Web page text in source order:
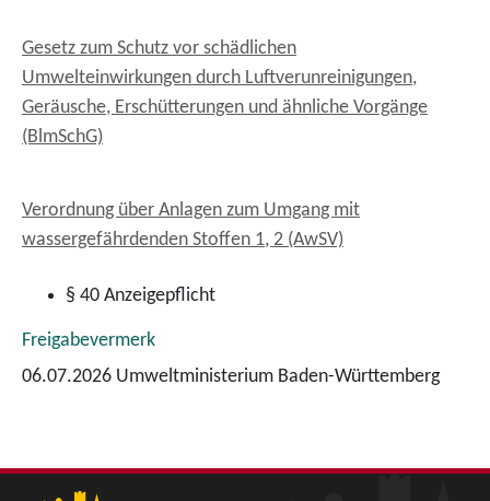
Gesetz zum Schutz vor schädlichen
Umwelteinwirkungen durch Luftverunreinigungen,
Geräusche, Erschütterungen und ähnliche Vorgänge
(BlmSchG)
Verordnung über Anlagen zum Umgang mit
wassergefährdenden Stoffen 1, 2 (AwSV)
§ 40 Anzeigepflicht
Freigabevermerk
06.07.2026 Umweltministerium Baden-Württemberg